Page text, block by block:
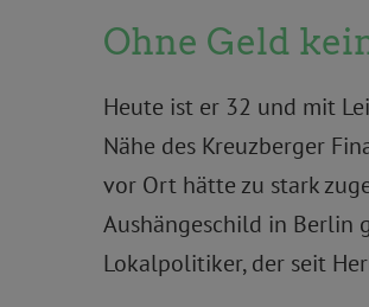
Ohne Geld
Heute ist er 32 und mit
Nähe des Kreuzberger
vor Ort hätte zu stark
Aushängeschild in Berlin
Lokalpolitiker, der seit